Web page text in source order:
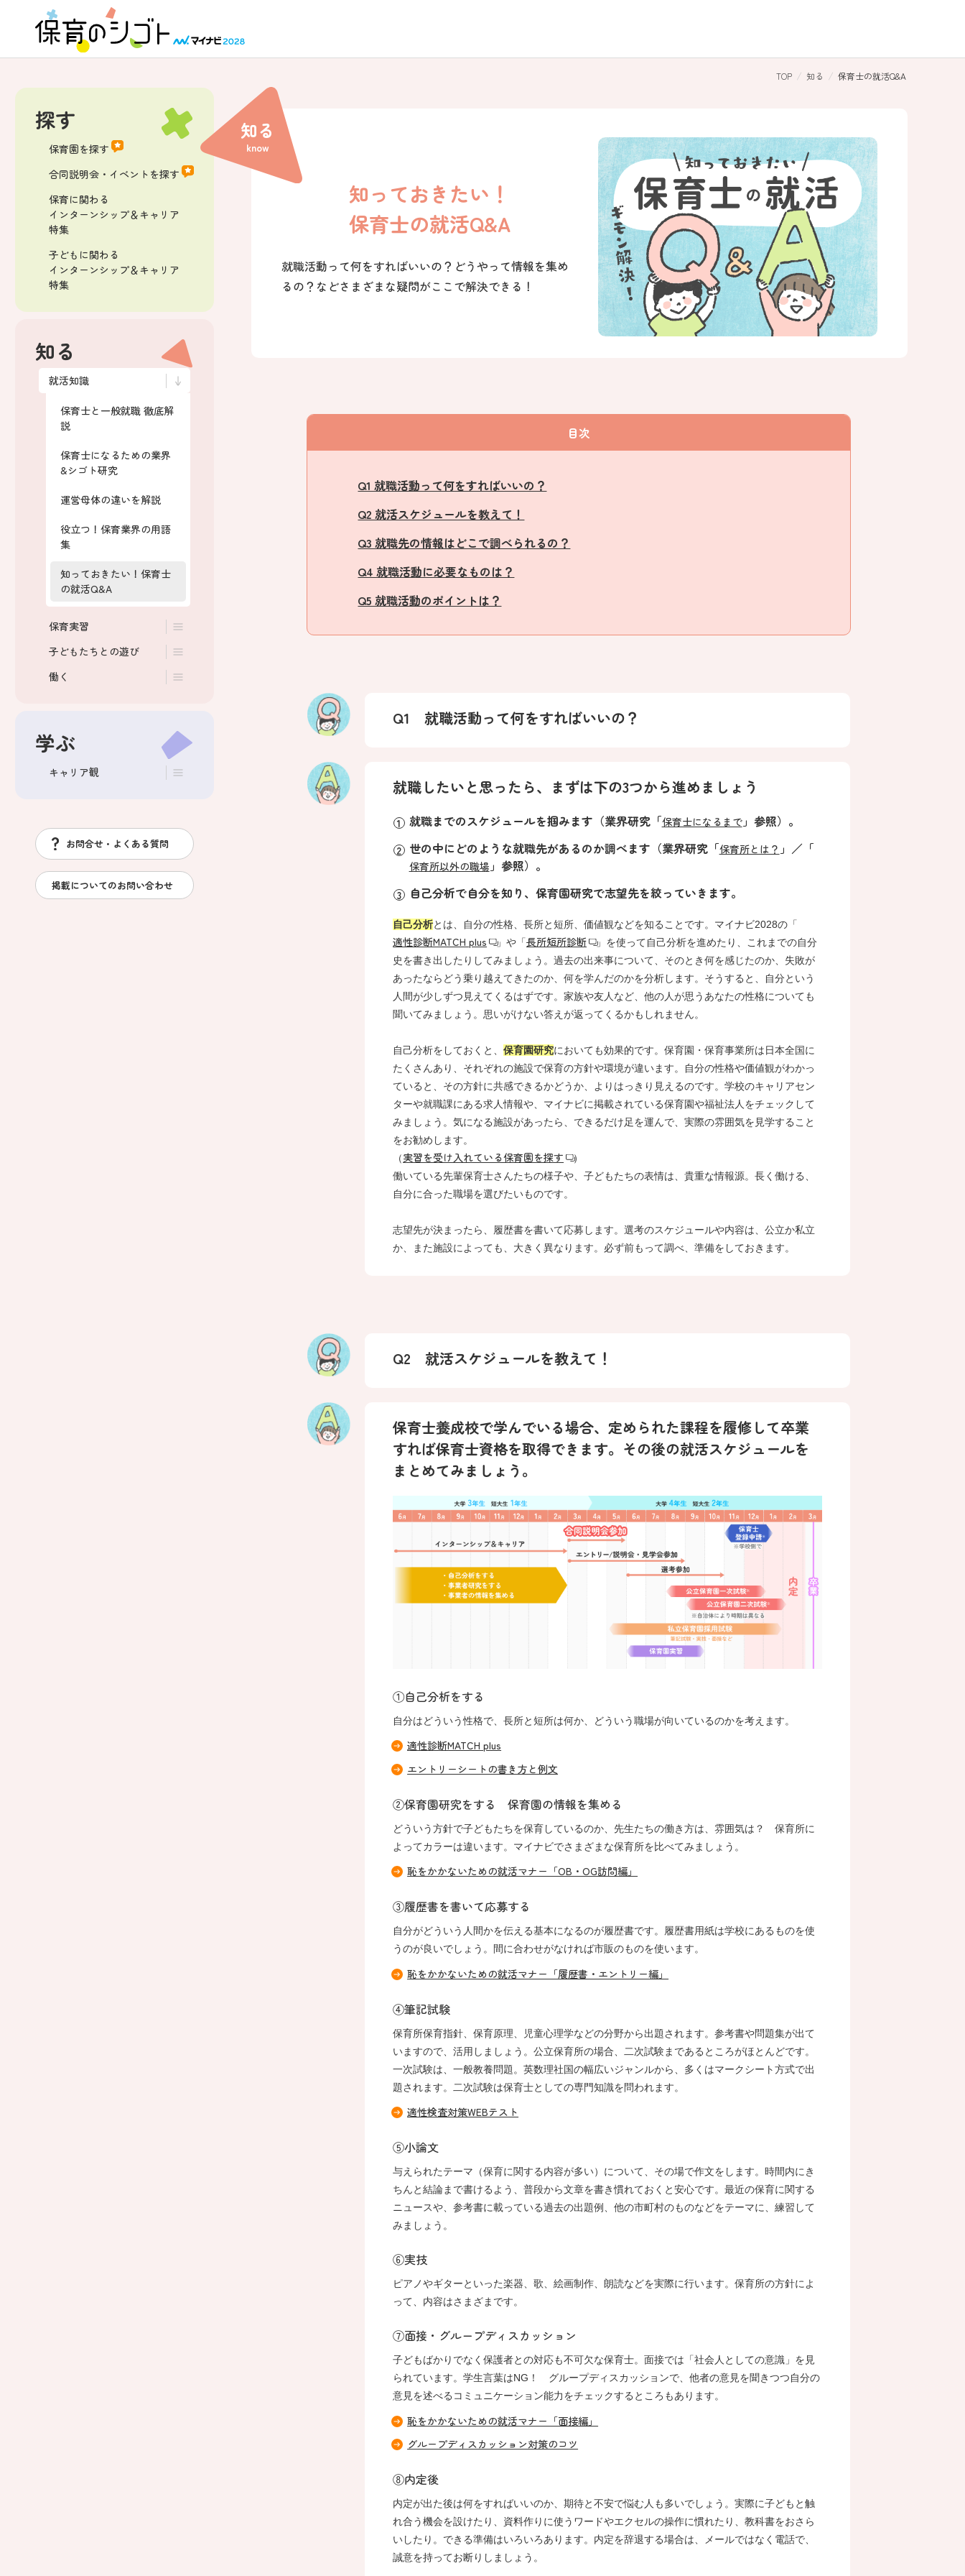
探す
保育園を探す
合同説明会・イベントを探す
保育に関わる
インターンシップ＆キャリア
特集
子どもに関わる
インターンシップ＆キャリア
特集
知る
就活知識
保育士と一般就職 徹底解
説
保育士になるための業界
&シゴト研究
運営母体の違いを解説
役立つ！保育業界の用語
集
知っておきたい！保育士
の就活Q&A
保育実習
子どもたちとの遊び
働く
学ぶ
キャリア観
お問合せ・よくある質問
掲載についてのお問い合わせ
TOP 知る 保育士の就活Q&A
知る
know
知っておきたい！
保育士の就活Q&A
就職活動って何をすればいいの？どうやって情報を集め
るの？などさまざまな疑問がここで解決できる！
目次
Q1 就職活動って何をすればいいの？
Q2 就活スケジュールを教えて！
Q3 就職先の情報はどこで調べられるの？
Q4 就職活動に必要なものは？
Q5 就職活動のポイントは？
Q1 就職活動って何をすればいいの？
就職したいと思ったら、まずは下の3つから進めましょう
就職までのスケジュールを掴みます（業界研究「保育士になるまで」参照）。
世の中にどのような就職先があるのか調べます（業界研究「保育所とは？ 」／「
保育所以外の職場 」参照）。
自己分析で自分を知り、保育園研究で志望先を絞っていきます。
自己分析とは、自分の性格、長所と短所、価値観などを知ることです。マイナビ2028の「
適性診断MATCH plus 」や「長所短所診断
」を使って自己分析を進めたり、これまでの自分
史を書き出したりしてみましょう。過去の出来事について、そのとき何を感じたのか、失敗が
あったならどう乗り越えてきたのか、何を学んだのかを分析します。そうすると、自分という
人間が少しずつ見えてくるはずです。家族や友人など、他の人が思うあなたの性格についても
聞いてみましょう。思いがけない答えが返ってくるかもしれません。
自己分析をしておくと、保育園研究においても効果的です。保育園・保育事業所は日本全国に
たくさんあり、それぞれの施設で保育の方針や環境が違います。自分の性格や価値観がわかっ
ていると、その方針に共感できるかどうか、よりはっきり見えるのです。学校のキャリアセン
ターや就職課にある求人情報や、マイナビに掲載されている保育園や福祉法人をチェックして
みましょう。気になる施設があったら、できるだけ足を運んで、実際の雰囲気を見学すること
をお勧めします。
（実習を受け入れている保育園を探す
）
働いている先輩保育士さんたちの様子や、子どもたちの表情は、貴重な情報源。長く働ける、
自分に合った職場を選びたいものです。
志望先が決まったら、履歴書を書いて応募します。選考のスケジュールや内容は、公立か私立
か、また施設によっても、大きく異なります。必ず前もって調べ、準備をしておきます。
Q2 就活スケジュールを教えて！
保育士養成校で学んでいる場合、定められた課程を履修して卒業
すれば保育士資格を取得できます。その後の就活スケジュールを
まとめてみましょう。
①自己分析をする
自分はどういう性格で、長所と短所は何か、どういう職場が向いているのかを考えます。
適性診断MATCH plus
エントリーシートの書き方と例文
②保育園研究をする 保育園の情報を集める
どういう方針で子どもたちを保育しているのか、先生たちの働き方は、雰囲気は？ 保育所に
よってカラーは違います。マイナビでさまざまな保育所を比べてみましょう。
恥をかかないための就活マナー「OB・OG訪問編」
③履歴書を書いて応募する
自分がどういう人間かを伝える基本になるのが履歴書です。履歴書用紙は学校にあるものを使
うのが良いでしょう。間に合わせがなければ市販のものを使います。
恥をかかないための就活マナー「履歴書・エントリー編」
④筆記試験
保育所保育指針、保育原理、児童心理学などの分野から出題されます。参考書や問題集が出て
いますので、活用しましょう。公立保育所の場合、二次試験まであるところがほとんどです。
一次試験は、一般教養問題。英数理社国の幅広いジャンルから、多くはマークシート方式で出
題されます。二次試験は保育士としての専門知識を問われます。
適性検査対策WEBテスト
⑤小論文
与えられたテーマ（保育に関する内容が多い）について、その場で作文をします。時間内にき
ちんと結論まで書けるよう、普段から文章を書き慣れておくと安心です。最近の保育に関する
ニュースや、参考書に載っている過去の出題例、他の市町村のものなどをテーマに、練習して
みましょう。
⑥実技
ピアノやギターといった楽器、歌、絵画制作、朗読などを実際に行います。保育所の方針によ
って、内容はさまざまです。
⑦面接・グループディスカッション
子どもばかりでなく保護者との対応も不可欠な保育士。面接では「社会人としての意識」を見
られています。学生言葉はNG！ グループディスカッションで、他者の意見を聞きつつ自分の
意見を述べるコミュニケーション能力をチェックするところもあります。
恥をかかないための就活マナー「面接編」
グループディスカッション対策のコツ
⑧内定後
内定が出た後は何をすればいいのか、期待と不安で悩む人も多いでしょう。実際に子どもと触
れ合う機会を設けたり、資料作りに使うワードやエクセルの操作に慣れたり、教科書をおさら
いしたり。できる準備はいろいろあります。内定を辞退する場合は、メールではなく電話で、
誠意を持ってお断りしましょう。